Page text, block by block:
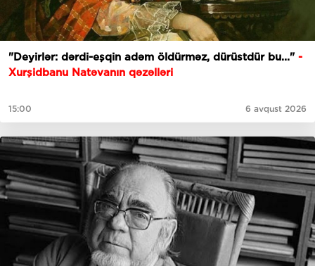
"Deyirlər: dərdi-eşqin adəm öldürməz, dürüstdür bu..." -
Xurşidbanu Natəvanın qəzəlləri
15:00 6 avqust 2026